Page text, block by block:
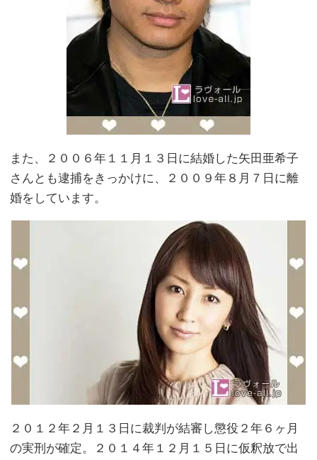
また、２００６年１１月１３日に結婚した矢田亜希子
さんとも逮捕をきっかけに、２００９年８月７日に離
婚をしています。
２０１２年２月１３日に裁判が結審し懲役２年６ヶ月
の実刑が確定。２０１４年１２月１５日に仮釈放で出